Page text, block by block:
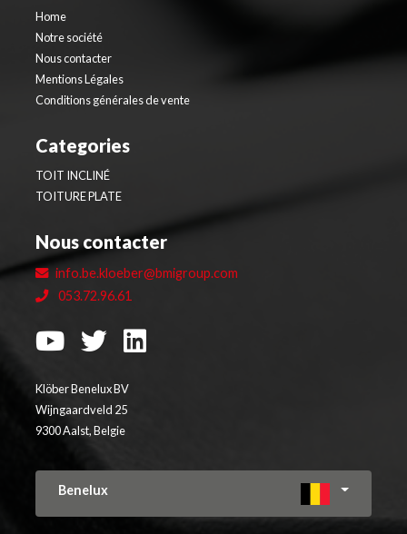
Home
Notre société
Nous contacter
Mentions Légales
Conditions générales de vente
Categories
TOIT INCLINÉ
TOITURE PLATE
Nous contacter
info.be.kloeber@bmigroup.com
053.72.96.61
Klöber Benelux BV
Wijngaardveld 25
9300 Aalst, Belgie
Benelux